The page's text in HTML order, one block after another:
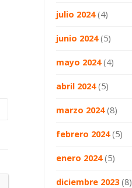
julio 2024(4)
junio 2024(5)
mayo 2024(4)
abril 2024(5)
marzo 2024(8)
febrero 2024(5)
enero 2024(5)
diciembre 2023(8)